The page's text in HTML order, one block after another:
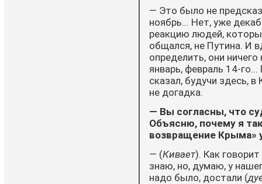
— Это было не
ноябрь... Нет, уже
реакцию людей,
общался, не Путина. И
определить, они
январь, февраль 14-
сказал, будучи здесь,
не догадка.
— Вы согласны, что
Объясню, почему я
возвращение Крыма»
— (Кивает). Как
знаю, но, думаю, у
надо было, достали (